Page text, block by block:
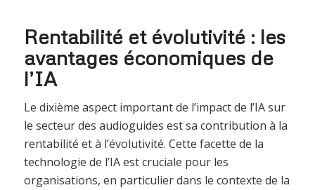
Rentabilité et évolutivité : les
avantages économiques de
l’IA
Le dixième aspect important de l’impact de l’IA sur
le secteur des audioguides est sa contribution à la
rentabilité et à l’évolutivité. Cette facette de la
technologie de l’IA est cruciale pour les
organisations, en particulier dans le contexte de la